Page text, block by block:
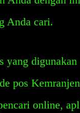
Anda cari.
yang
pos
online,